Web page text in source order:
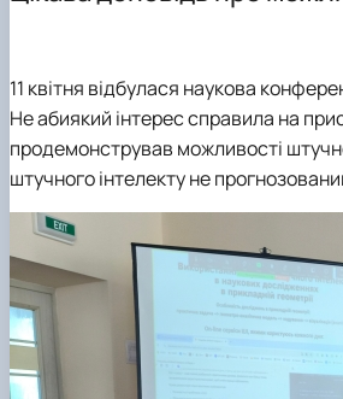
CAD-технології для
11 квітня відбулася наукова
Не абиякий інтерес справила на
продемонстрував можливості
штучного інтелекту не